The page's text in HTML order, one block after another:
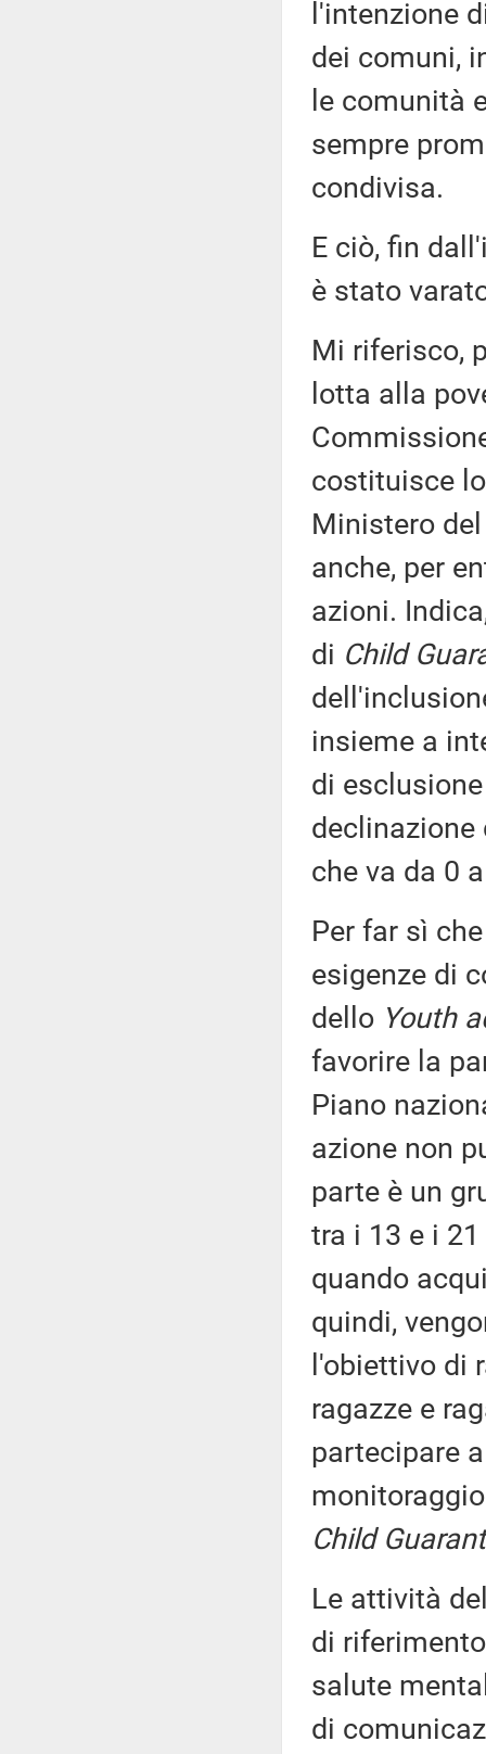
l'intenzione
dei comuni,
le comunità
sempre
condivisa.
E ciò, fin
è stato
Mi riferisco,
lotta alla
costituisce
Ministero
anche, per
azioni.
di Child
insieme a
di
che va da 0
Per far sì
esigenze di
dello Youth
favorire la
Piano
azione non
parte è un
tra i 13 e i
quando
quindi,
l'obiettivo di
ragazze e
partecipare
Child
Le attività
di
salute
di